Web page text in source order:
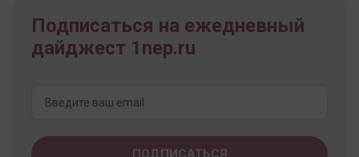
Подписаться на ежедневный
дайджест 1nep.ru